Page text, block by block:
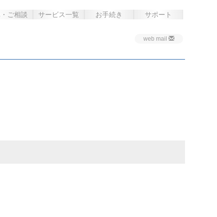
ご相談 サービス一覧 お手続き サポート
web mail